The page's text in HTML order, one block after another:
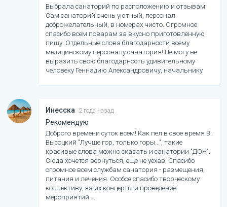
Выбрала санаторий по расположению и отзывам.
Сам санаторий очень уютный, персонал
доброжелательный, в номерах чисто. Огромное
спасибо всем поварам за вкусно приготовленную
пищу. Отдельные слова благодарности всему
медицинскому персоналу санатория! Не могу не
выразить свою благодарность удивительному
человеку Геннадию Александровичу, начальнику
минеральной водой. Всем здоровья и удачи. А я жду
следующего отпуска!
Инесска 2 года назад
Рекомендую
Доброго времени суток всем! Как пел в свое время В.
Высоцкий "Лучше гор, только горы...", такие
красивые слова можно сказать и санатории "ДОН".
Сюда хочется вернуться, еще не уехав. Спасибо
огромное всем службам санатория - размещения,
питания и лечения. Особое спасибо творческому
коллективу, за их концерты и проведение
мероприятий.